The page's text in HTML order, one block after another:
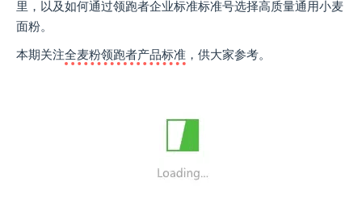
里，以及如何通过领跑者企业标准标准号选择高质量通用小麦
面粉。
本期关注全麦粉领跑者产品标准 ，供大家参考。